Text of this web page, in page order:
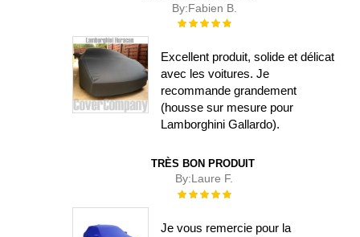
By:Fabien B.
Évaluation :
Excellent produit, solide et délicat
avec les voitures. Je
recommande grandement
(housse sur mesure pour
Lamborghini Gallardo).
TRÈS BON PRODUIT
By:Laure F.
Évaluation :
Je vous remercie pour la